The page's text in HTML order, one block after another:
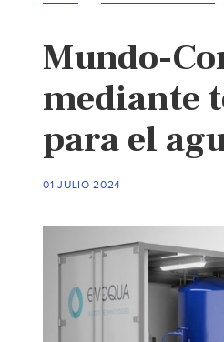
Mundo-
mediante
para el
01 JULIO 2024